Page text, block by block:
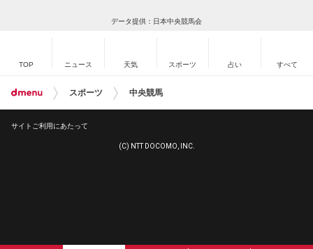
データ提供：日本中央競馬会
TOP ニュース 天気 スポーツ 占い すべて
スポーツ 中央競馬
サイトご利用にあたって
(C) NTT DOCOMO, INC.